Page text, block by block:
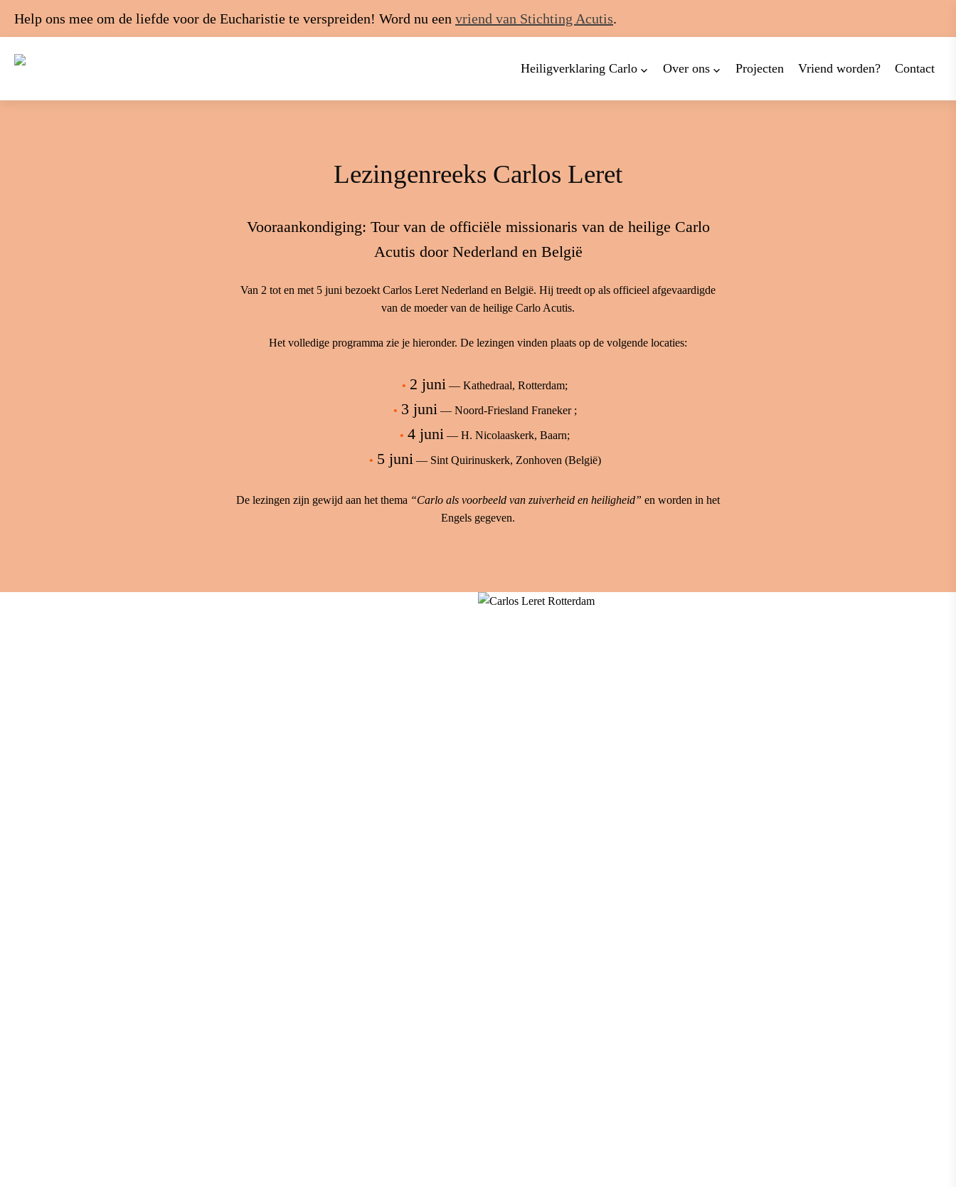
Help ons mee om de liefde voor de Eucharistie te verspreiden! Word nu een vriend van Stichting Acutis.
Heiligverklaring Carlo Over ons Projecten Vriend worden? Contact
Lezingenreeks Carlos Leret
Vooraankondiging: Tour van de officiële missionaris van de heilige Carlo
Acutis door Nederland en België
Van 2 tot en met 5 juni bezoekt Carlos Leret Nederland en België. Hij treedt op als officieel afgevaardigde
van de moeder van de heilige Carlo Acutis.
Het volledige programma zie je hieronder. De lezingen vinden plaats op de volgende locaties:
2 juni — Kathedraal, Rotterdam;
3 juni — Noord-Friesland Franeker ;
4 juni — H. Nicolaaskerk, Baarn;
5 juni — Sint Quirinuskerk, Zonhoven (België)
De lezingen zijn gewijd aan het thema “Carlo als voorbeeld van zuiverheid en heiligheid” en worden in het
Engels gegeven.